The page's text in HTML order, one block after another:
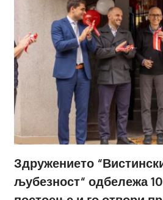
Здружението
љубезност“ одбележа